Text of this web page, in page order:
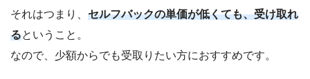
それはつまり、 セルフバックの単価が低くても、受け取れ
るということ。
なので、少額からでも受取りたい方におすすめです。